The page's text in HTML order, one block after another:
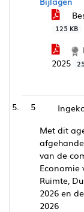
125 KB
2025
5
Met dit
van de
Economie
Ruimte,
2026 en
2026